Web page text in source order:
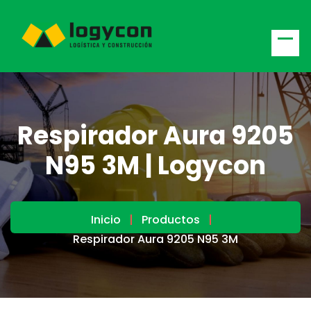
Respirador Aura 9205
N95 3M | Logycon
Inicio
Productos
Respirador Aura 9205 N95 3M